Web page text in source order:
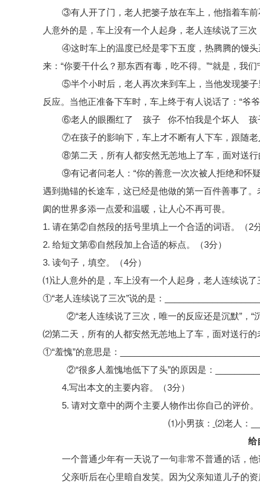
③有人开了门，老人把篓子放在车上，他指着车
人意外的是，车上没有一个人起身，老人连续说了三
④这时车上的温度已经是零下五度，热腾腾的馒
来：“你要干什么？那东西有毒，吃不得。”“就是，我
⑤半个小时后，老人再次来到车上，当他发现篓
反应。当他正准备下车时，车上终于有人说话了：“爷
⑥老人的眼圈红了 孩子 你不怕我是个坏人
⑦在孩子的影响下，车上才不断有人下车，跟随老
⑧第二天，所有人都安然无恙地上了车，面对送行
⑨有记者问老人：“你的善意一次次被人拒绝和怀
遇到抛锚的长途车，这已经是他做的第一百件善事了
阂的世界多添一点爱和温暖，让人心不再可畏。
1. 请在第②自然段的括号里填上一个合适的词语。（2分
2. 给短文第⑥自然段加上合适的标点。（3分）
3. 读句子，填空。（4分）
⑴让人意外的是，车上没有一个人起身，老人连续说了
①“老人连续说了三次”说的是：
②“老人连续说了三次，唯一的反应还是沉默”，“
⑵第二天，所有的人都安然无恙地上了车，面对送行的
①“羞愧”的意思是：
②“很多人羞愧地低下了头”的原因是：
4.写出本文的主要内容。（3分）
5. 请对文章中的两个主要人物作出你自己的评价。
⑴小男孩： ⑵老人：
给
一个普通少年有一天说了一句非常不普通的话，他
父亲听后在心里暗自发笑。因为父亲知道儿子的